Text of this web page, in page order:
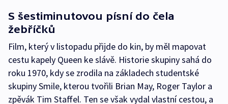
S šestiminutovou písní do čela
žebříčků
Film, který v listopadu přijde do kin, by měl mapovat
cestu kapely Queen ke slávě. Historie skupiny sahá do
roku 1970, kdy se zrodila na základech studentské
skupiny Smile, kterou tvořili Brian May, Roger Taylor a
zpěvák Tim Staffel. Ten se však vydal vlastní cestou, a